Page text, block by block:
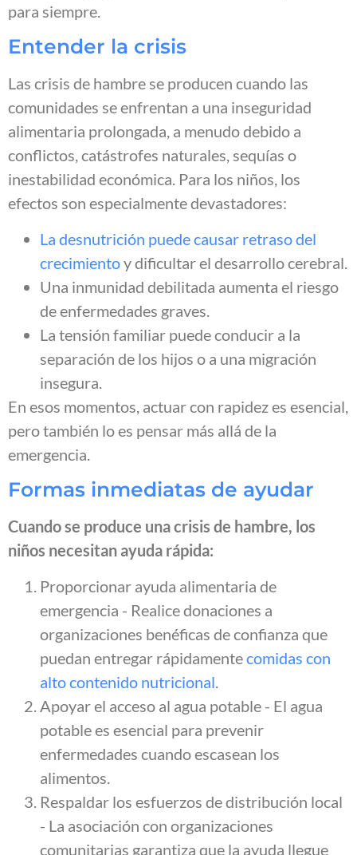
para siempre.
Entender la crisis
Las crisis de hambre se producen cuando las
comunidades se enfrentan a una inseguridad
alimentaria prolongada, a menudo debido a
conflictos, catástrofes naturales, sequías o
inestabilidad económica. Para los niños, los
efectos son especialmente devastadores:
La desnutrición puede causar retraso del
crecimientoy dificultar el desarrollo cerebral.
Una inmunidad debilitada aumenta el riesgo
de enfermedades graves.
La tensión familiar puede conducir a la
separación de los hijos o a una migración
insegura.
En esos momentos, actuar con rapidez es esencial,
pero también lo es pensar más allá de la
emergencia.
Formas inmediatas de ayudar
Cuando se produce una crisis de hambre, los
niños necesitan ayuda rápida:
Proporcionar ayuda alimentaria de
emergencia - Realice donaciones a
organizaciones benéficas de confianza que
puedan entregar rápidamentecomidas con
alto contenido nutricional
Apoyar el acceso al agua potable - El agua
potable es esencial para prevenir
enfermedades cuando escasean los
alimentos.
Respaldar los esfuerzos de distribución local
- La asociación con organizaciones
comunitarias garantiza que la ayuda llegue